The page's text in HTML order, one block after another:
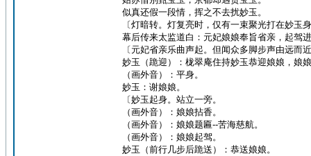
似真还假一段情，挥之不去扰妙玉。
〔灯暗转。灯复亮时，仅有一束聚光打在妙玉
幕后传来太监道白：元妃娘娘奉旨省亲，起驾
〔元妃省亲乐曲声起。但闻众多脚步声由远而
妙玉（跪迎）：栊翠庵住持妙玉恭迎娘娘，娘
（画外音）：平身。
妙玉：谢娘娘。
〔妙玉起身。站立一旁。
（画外音）：娘娘拈香。
（画外音）：娘娘题匾--苦海慈航。
（画外音）：娘娘起驾。
妙玉（前行几步后跪送）：恭送娘娘。